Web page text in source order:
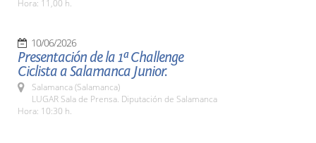
Hora: 11,00 h.
10/06/2026
Presentación de la 1ª Challenge
Ciclista a Salamanca Junior.
Salamanca (Salamanca)
LUGAR Sala de Prensa. Diputación de Salamanca
Hora: 10:30 h.